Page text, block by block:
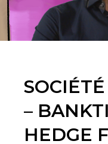
–
HEDGE